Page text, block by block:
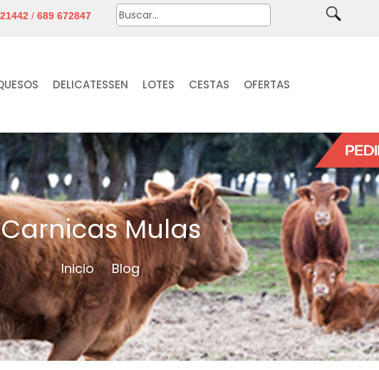
/ 689 672847
DELICATESSEN LOTES CESTAS OFERTAS
Carnicas Mulas
Inicio / Blog